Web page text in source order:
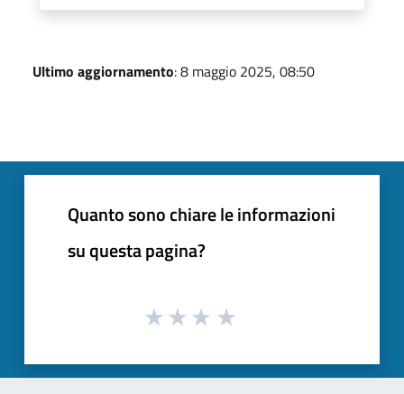
Ultimo aggiornamento: 8 maggio 2025, 08:50
Quanto sono chiare le informazioni
su questa pagina?